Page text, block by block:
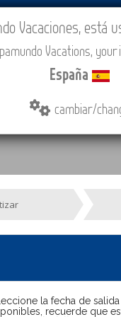
COMPRAR
la fecha de
recuerde que
Vacaciones, está
Vacations,
España
cambiar/